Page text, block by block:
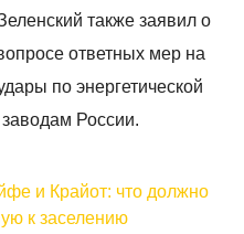
также заявил о
ответных мер на
по энергетической
России.
и Крайот: что должно
к заселению